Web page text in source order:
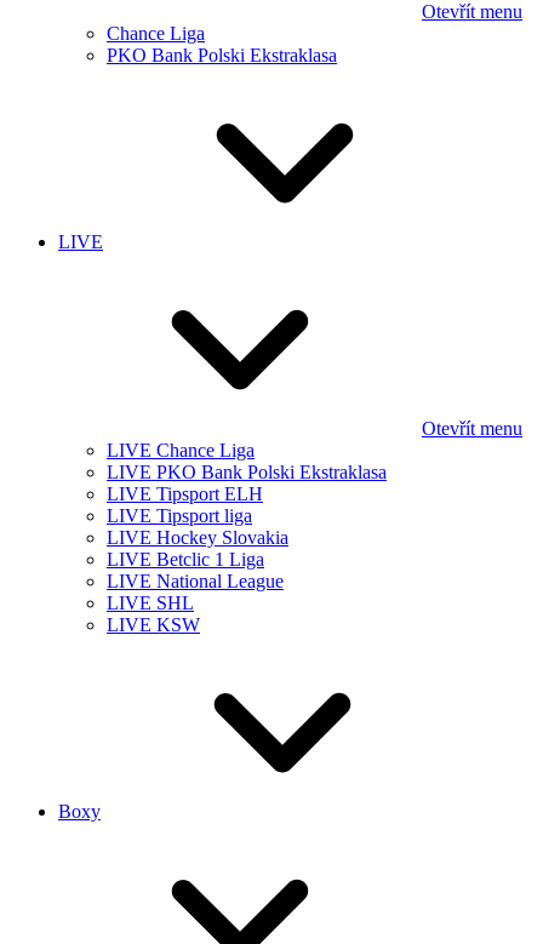
Otevřít menu
Chance Liga
PKO Bank Polski Ekstraklasa
LIVE
Otevřít menu
LIVE Chance Liga
LIVE PKO Bank Polski Ekstraklasa
LIVE Tipsport ELH
LIVE Tipsport liga
LIVE Hockey Slovakia
LIVE Betclic 1 Liga
LIVE National League
LIVE SHL
LIVE KSW
Boxy